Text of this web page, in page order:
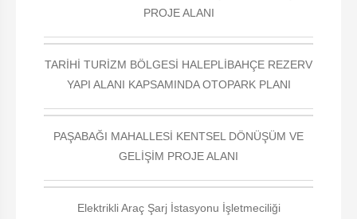
PROJE ALANI
TARİHİ TURİZM BÖLGESİ HALEPLİBAHÇE REZERV
YAPI ALANI KAPSAMINDA OTOPARK PLANI
PAŞABAĞI MAHALLESİ KENTSEL DÖNÜŞÜM VE
GELİŞİM PROJE ALANI
Elektrikli Araç Şarj İstasyonu İşletmeciliği